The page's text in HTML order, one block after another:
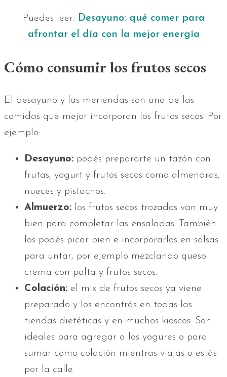
Puedes leer: Desayuno: qué comer para
afrontar el día con la mejor energía
Cómo consumir los frutos secos
El desayuno y las meriendas son una de las
comidas que mejor incorporan los frutos secos. Por
ejemplo:
Desayuno: podés prepararte un tazón con
frutas, yogurt y frutos secos como almendras,
nueces y pistachos.
Almuerzo: los frutos secos trozados van muy
bien para completar las ensaladas. También
los podés picar bien e incorporarlos en salsas
para untar, por ejemplo mezclando queso
crema con palta y frutos secos.
Colación: el mix de frutos secos ya viene
preparado y los encontrás en todas las
tiendas dietéticas y en muchos kioscos. Son
ideales para agregar a los yogures o para
sumar como colación mientras viajás o estás
por la calle.